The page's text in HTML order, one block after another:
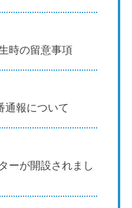
時の留意事項
通報について
ーが開設されまし